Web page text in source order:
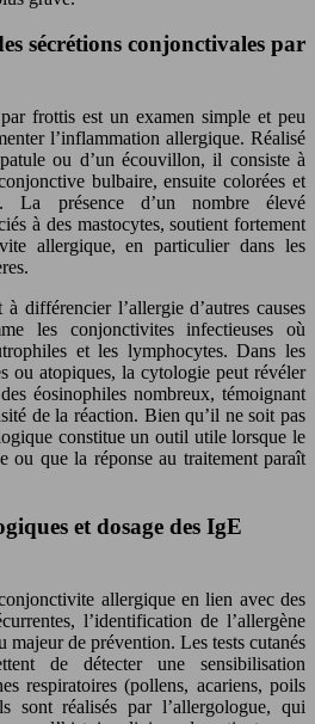
sécrétions conjonctivales par
frottis est un examen simple et peu
l’inflammation allergique. Réalisé
ou d’un écouvillon, il consiste à
bulbaire, ensuite colorées et
La présence d’un nombre élevé
à des mastocytes, soutient fortement
allergique, en particulier dans les
différencier l’allergie d’autres causes
les conjonctivites infectieuses où
et les lymphocytes. Dans les
ou atopiques, la cytologie peut révéler
éosinophiles nombreux, témoignant
de la réaction. Bien qu’il ne soit pas
constitue un outil utile lorsque le
ou que la réponse au traitement paraît
et dosage des IgE
allergique en lien avec des
l’identification de l’allergène
majeur de prévention. Les tests cutanés
de détecter une sensibilisation
respiratoires (pollens, acariens, poils
sont réalisés par l’allergologue, qui